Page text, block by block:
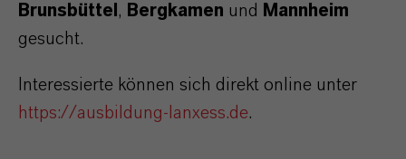
Brunsbüttel , Bergkamen und Mannheim
gesucht.
Interessierte können sich direkt online unter
https://ausbildung-lanxess.de.